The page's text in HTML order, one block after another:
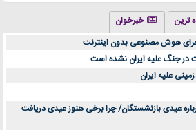
پر سود و رو‌ به‌ رشد در بازار ایران
شاید مشکل از این انتخاب باشد
و افزایش مشتری کدام است؟
و فلت‌سام (فارسی)
| نکات مهم قبل از تصمیم‌گیری
در ماهان شبکه ایرانیان
ترین
خبرخوان
اجرای هوش مصنوعی بدون اینترنت
در جنگ علیه ایران نشده است
علیه ایران
عیدی بازنشستگان/ چرا برخی هنوز عیدی دریافت